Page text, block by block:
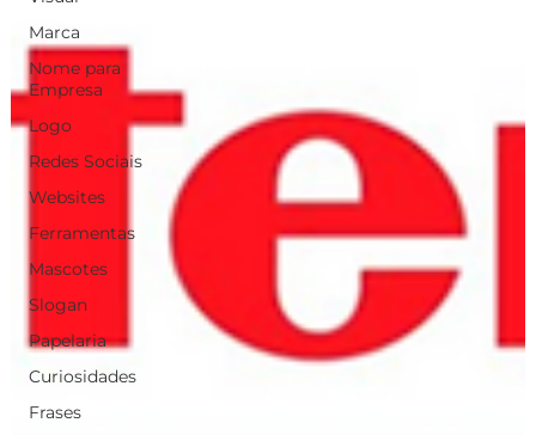
Marca
Nome para
Empresa
Logo
Redes Sociais
Websites
Ferramentas
Mascotes
Slogan
Papelaria
Curiosidades
Frases